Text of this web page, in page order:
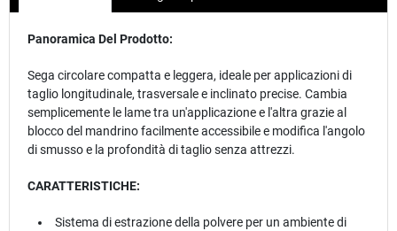
Panoramica Del Prodotto:
Sega circolare compatta e leggera, ideale per applicazioni di
taglio longitudinale, trasversale e inclinato precise. Cambia
semplicemente le lame tra un'applicazione e l'altra grazie al
blocco del mandrino facilmente accessibile e modifica l'angolo
di smusso e la profondità di taglio senza attrezzi.
CARATTERISTICHE:
Sistema di estrazione della polvere per un ambiente di